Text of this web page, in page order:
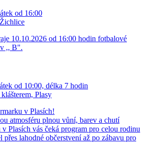
od 16:00
10.10.2026 od 16:00 hodin fotbalové
,, B".
od 10:00, délka 7 hodin
Plasy
v Plasích!
atmosféru plnou vůní, barev a chutí
Plasích vás čeká program pro celou rodinu
přes lahodné občerstvení až po zábavu pro